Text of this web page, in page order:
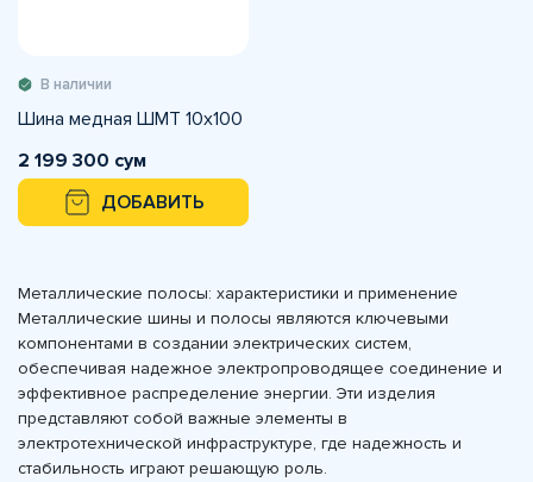
В наличии
Шина медная ШМТ 10х100
2 199 300 сум
ДОБАВИТЬ
Металлические полосы: характеристики и применение
Металлические шины и полосы являются ключевыми
компонентами в создании электрических систем,
обеспечивая надежное электропроводящее соединение и
эффективное распределение энергии. Эти изделия
представляют собой важные элементы в
электротехнической инфраструктуре, где надежность и
стабильность играют решающую роль.